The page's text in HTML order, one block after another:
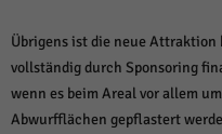
Übrigens ist die neue
vollständig durch Sponsoring
wenn es beim Areal vor allem
Abwurfflächen gepflastert